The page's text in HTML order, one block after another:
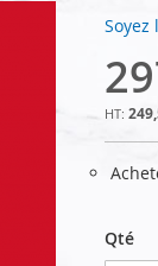
Qté